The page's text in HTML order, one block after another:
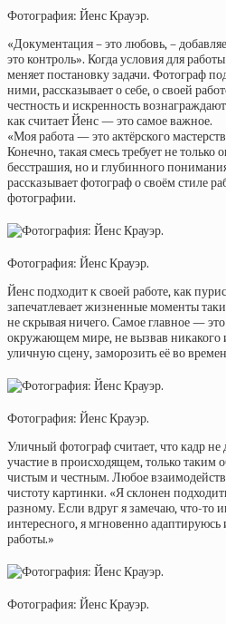
Фотография: Йенс Крауэр.
«Документация – это любовь, –
это контроль». Когда условия для
меняет постановку задачи. Фотограф
ними, рассказывает о себе, о своей
честность и искренность
как считает Йенс — это самое важное.
«Моя работа — это актёрского
Конечно, такая смесь требует не
бесстрашия, но и глубинного
рассказывает фотограф о своём стиле
фотографии.
Фотография: Йенс Крауэр.
Йенс подходит к своей работе, как
запечатлевает жизненные моменты
не скрывая ничего. Самое главное — это
окружающем мире, не вызвав никакого
уличную сцену, заморозить её во
Фотография: Йенс Крауэр.
Уличный фотограф считает, что кадр
участие в происходящем, только таким
чистым и честным. Любое
чистоту картинки. «Я склонен
разному. Если вдруг я замечаю, что-то
интересного, я мгновенно
работы.»
Фотография: Йенс Крауэр.